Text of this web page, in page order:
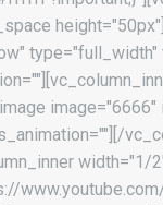
width="1/